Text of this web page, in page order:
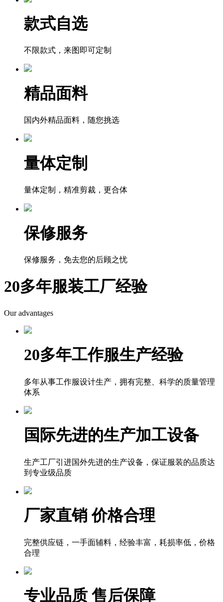
款式自选
不限款式，来图即可定制
精品面料
国内外精品面料，随您挑选
量体定制
量体定制，精准剪裁，更合体
保修服务
保修服务，免去您的后顾之忧
20多年服装工厂经验
Our advantages
20多年工作服生产经验
多年从事工作服设计生产，拥有完整、科学的质量管理
体系
国际先进的生产加工设备
生产工厂引进国外先进的生产设备，保证服装的品质达
到专业级品质
厂家直销 价格合理
完整供应链，一手面辅料，经验丰富，耗损率低，价格
合理
专业品质 售后保障